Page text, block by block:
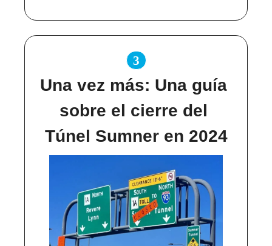
3
Una vez más: Una guía
sobre el cierre del
Túnel Sumner en 2024